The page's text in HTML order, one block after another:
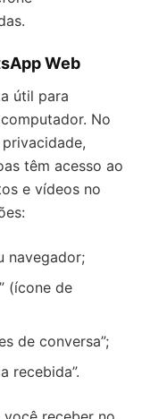
Web
útil para
No
têm acesso ao
e vídeos no
navegador;
(ícone de
de conversa”;
recebida”.